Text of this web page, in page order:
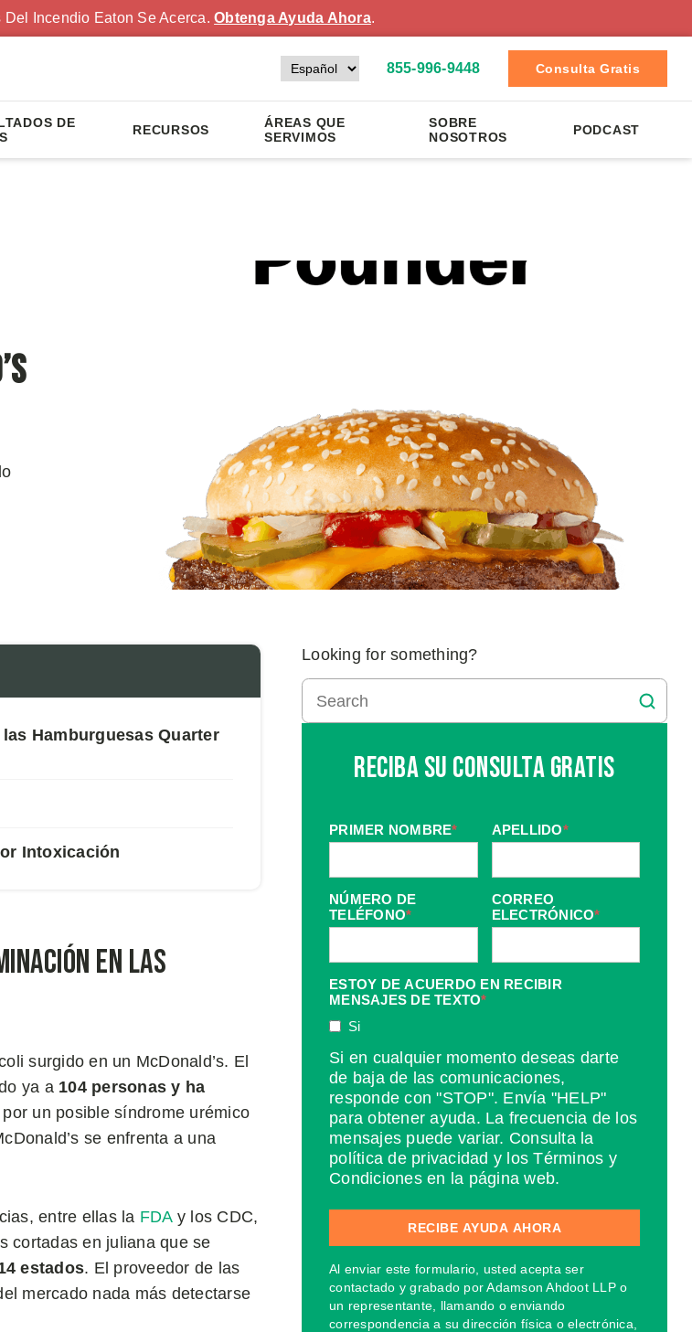
Del Incendio Eaton Se Acerca.Obtenga Ayuda Ahora.
855-996-9448 Consulta Gratis
DE
RECURSOS
ÁREAS QUE
SERVIMOS
SOBRE
NOSOTROS
PODCAST
Hamburguesas Quarter
Intoxicación
en las
surgido en un McDonald’s. El
ya a 104 personas y ha
un posible síndrome urémico
se enfrenta a una
entre ellas la FDAy los CDC,
cortadas en juliana que se
estados. El proveedor de las
mercado nada más detectarse
Looking for something?
Reciba Su Consulta Gratis
PRIMER NOMBRE* APELLIDO*
NÚMERO DE
TELÉFONO*
CORREO
ELECTRÓNICO*
ESTOY DE ACUERDO EN RECIBIR
MENSAJES DE TEXTO*
Si
Si en cualquier momento deseas darte
de baja de las comunicaciones,
responde con "STOP". Envía "HELP"
para obtener ayuda. La frecuencia de los
mensajes puede variar. Consulta la
política de privacidad y los Términos y
Condiciones en la página web.
Al enviar este formulario, usted acepta ser
contactado y grabado por Adamson Ahdoot LLP o
un representante, llamando o enviando
correspondencia a su dirección física o electrónica,